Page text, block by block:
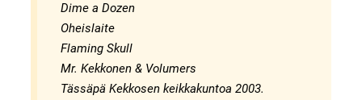
Dime a Dozen
Oheislaite
Flaming Skull
Mr. Kekkonen & Volumers
Tässäpä Kekkosen keikkakuntoa 2003.